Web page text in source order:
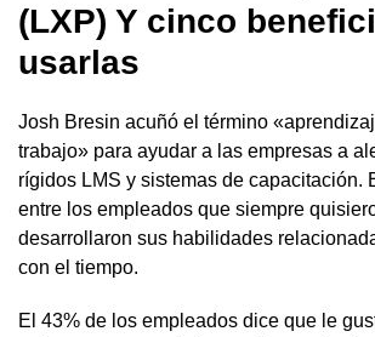
(LXP) Y cinco
usarlas
Josh Bresin acuñó el término
trabajo» para ayudar a las empresas a
rígidos LMS y sistemas de capacitación.
entre los empleados que siempre
desarrollaron sus habilidades
con el tiempo.
El 43% de los empleados dice que le